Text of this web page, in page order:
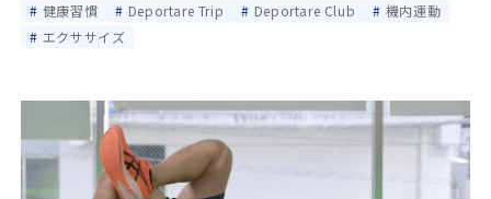
健康習慣 Deportare Trip Deportare Club
機内運動
エクササイズ